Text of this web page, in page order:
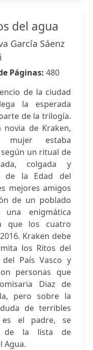
del agua
García Sáenz
Páginas: 480
de la ciudad
la esperada
de la trilogía.
novia de Kraken,
mujer estaba
un ritual de
colgada y
de la Edad del
mejores amigos
de un poblado
enigmática
que los cuatro
Kraken debe
los Ritos del
País Vasco y
personas que
Diaz de
pero sobre la
de terribles
es el padre, se
de la lista de
Agua.